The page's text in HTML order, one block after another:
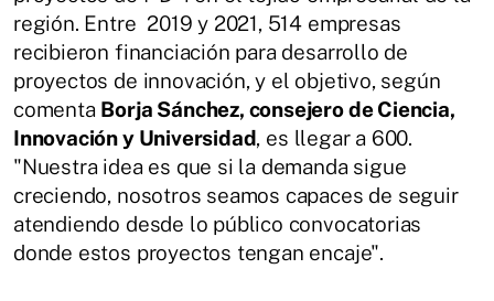
región. Entre 2019 y 2021, 514 empresas
recibieron financiación para desarrollo de
proyectos de innovación, y el objetivo, según
comenta Borja Sánchez, consejero de Ciencia,
Innovación y Universidad, es llegar a 600.
"Nuestra idea es que si la demanda sigue
creciendo, nosotros seamos capaces de seguir
atendiendo desde lo público convocatorias
donde estos proyectos tengan encaje".